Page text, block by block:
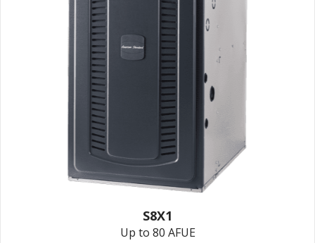
S8X1
Up to 80 AFUE